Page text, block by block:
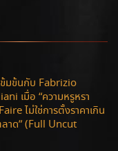
มข้นกับ Fabrizio
เมื่อ “ความหรูหรา
ไม่ใช่การตั้งราคาเกิน
าด” (Full Uncut